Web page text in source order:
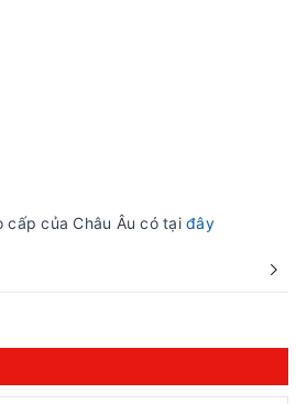
cấp của Châu Âu có tại đây